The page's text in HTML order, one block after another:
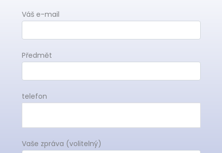
Váš e-mail
Předmět
telefon
Vaše zpráva (volitelný)